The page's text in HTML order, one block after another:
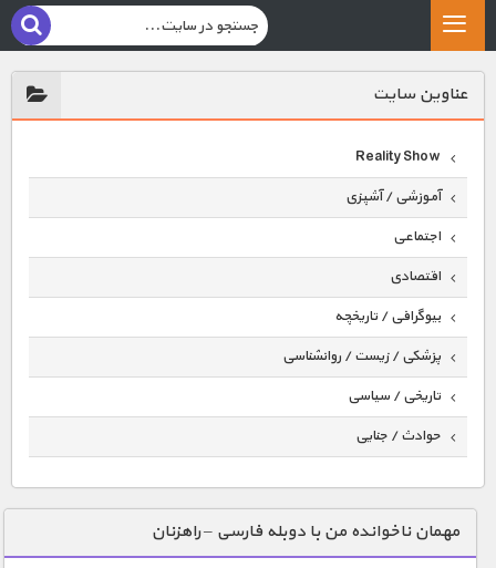
عناوين سايت
Reality Show
آموزشی / آشپزی
اجتماعی
اقتصادی
بیوگرافی / تاریخچه
پزشکی / زیست / روانشناسی
تاریخی / سیاسی
حوادث / جنایی
دنیای خوراکی ها
زمین شناسی / محیط زیست
مهمان ناخوانده من با دوبله فارسی – راهزنان